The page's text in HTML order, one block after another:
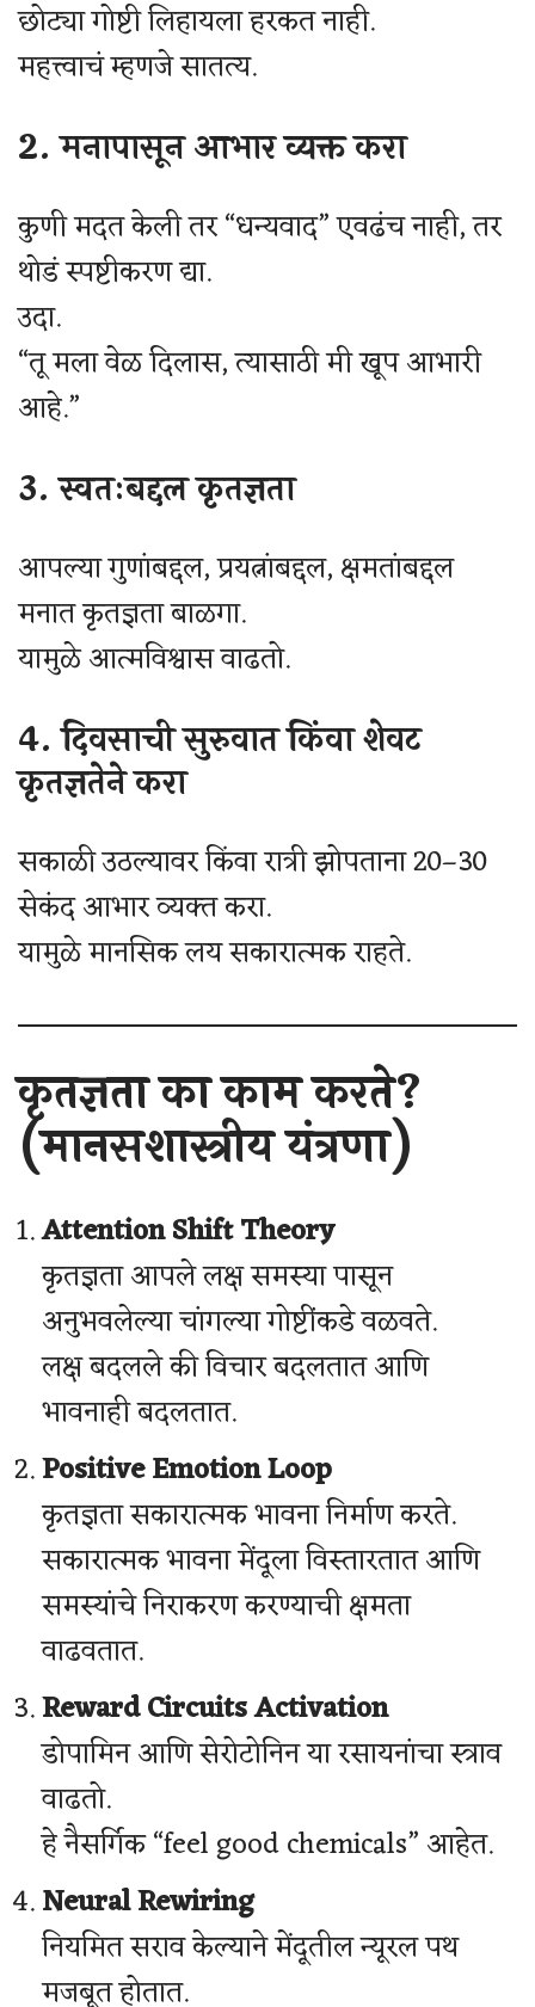
छोट्या गोष्टी लिहायला हरकत नाही.
महत्त्वाचं म्हणजे सातत्य.
2. मनापासून आभार व्यक्त करा
कुणी मदत केली तर “धन्यवाद” एवढंच नाही, तर
थोडं स्पष्टीकरण द्या.
उदा.
“तू मला वेळ दिलास, त्यासाठी मी खूप आभारी
आहे.”
3. स्वतःबद्दल कृतज्ञता
आपल्या गुणांबद्दल, प्रयत्नांबद्दल, क्षमतांबद्दल
मनात कृतज्ञता बाळगा.
यामुळे आत्मविश्वास वाढतो.
4. दिवसाची सुरुवात किंवा शेवट
कृतज्ञतेने करा
सकाळी उठल्यावर किंवा रात्री झोपताना 20–30
सेकंद आभार व्यक्त करा.
यामुळे मानसिक लय सकारात्मक राहते.
कृतज्ञता का काम करते?
(मानसशास्त्रीय यंत्रणा)
Attention Shift Theory
कृतज्ञता आपले लक्ष समस्या पासून
अनुभवलेल्या चांगल्या गोष्टींकडे वळवते.
लक्ष बदलले की विचार बदलतात आणि
भावनाही बदलतात.
Positive Emotion Loop
कृतज्ञता सकारात्मक भावना निर्माण करते.
सकारात्मक भावना मेंदूला विस्तारतात आणि
समस्यांचे निराकरण करण्याची क्षमता
वाढवतात.
Reward Circuits Activation
डोपामिन आणि सेरोटोनिन या रसायनांचा स्त्राव
वाढतो.
हे नैसर्गिक “feel good chemicals” आहेत.
Neural Rewiring
नियमित सराव केल्याने मेंदूतील न्यूरल पथ
मजबूत होतात.